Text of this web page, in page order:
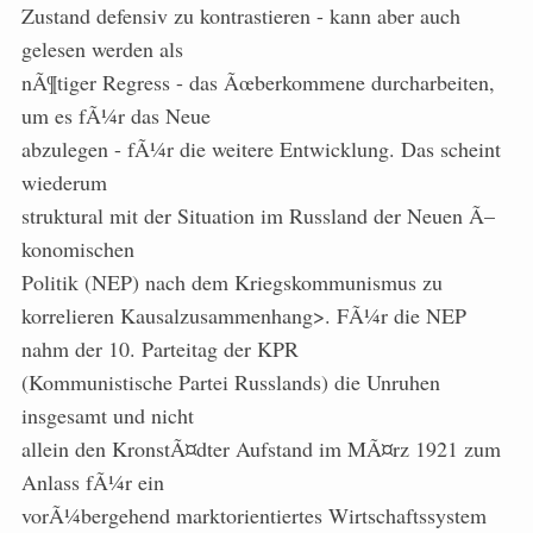
Zustand defensiv zu kontrastieren - kann aber auch
gelesen werden als
nÃ¶tiger Regress - das Ãœberkommene durcharbeiten,
um es fÃ¼r das Neue
abzulegen - fÃ¼r die weitere Entwicklung. Das scheint
wiederum
struktural mit der Situation im Russland der Neuen Ã–
konomischen
Politik (NEP) nach dem Kriegskommunismus zu
korrelieren Kausalzusammenhang>. FÃ¼r die NEP
nahm der 10. Parteitag der KPR
(Kommunistische Partei Russlands) die Unruhen
insgesamt und nicht
allein den KronstÃ¤dter Aufstand im MÃ¤rz 1921 zum
Anlass fÃ¼r ein
vorÃ¼bergehend marktorientiertes Wirtschaftssystem